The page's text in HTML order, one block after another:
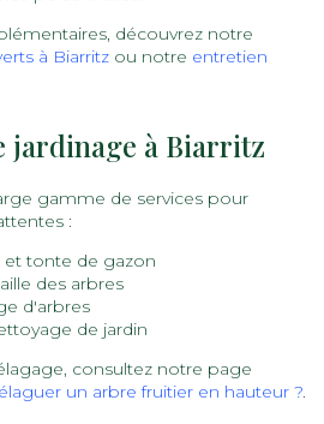
découvrez notre
à Biarritz ou notre entretien
jardinage à Biarritz
gamme de services pour
:
ettonte de gazon
des arbres
d'arbres
de jardin
consultez notre page
un arbre fruitier en hauteur ?.